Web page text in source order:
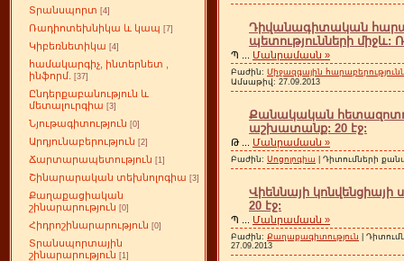
Տրանսպորտ [4]
Ռադիոտեխնիկա և կապ [7]
Կիբեռնետիկա [4]
համակարգիչ, ինտերնետ ,
ինֆորմ.
[37]
Ընդերքաբանություն և
մետալուրգիա [3]
Նյութագիտություն [0]
Արդյունաբերություն [2]
Ճարտարապետություն [1]
Շինարարական տեխնոլոգիա [3]
Քաղաքացիական
շինարարություն [0]
Հիդրոշինարարություն [0]
Տրանսպորտային
շինարարություն [1]
Դիվանագիտական
պետությունների միջև:
Պ Մանրամասն »
Բաժին: Միջազգային
Ամսաթիվ: 27.09.2013
Քանակական
աշխատանք: 20 էջ:
Թ Մանրամասն »
Բաժին: Սոցոլոգիա | Դիտումների
Վիեննայի
20 էջ:
Պ Մանրամասն »
Բաժին: Քաղաքագիտություն |
27.09.2013